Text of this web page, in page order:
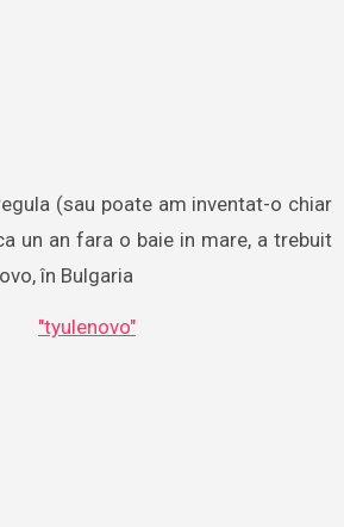
(sau poate am inventat-o chiar
un an fara o baie in mare, a trebuit
în Bulgaria